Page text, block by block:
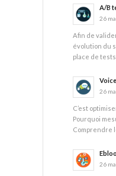
A/B
26
Afin de
évolution du
place de
26
C’est
Pourquoi
Comprendre
26